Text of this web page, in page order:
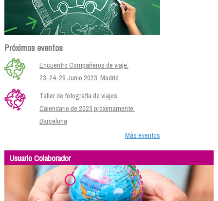
Próximos eventos
Encuentro Compañeros de viaje.
23-24-25 Junio 2023. Madrid
Taller de fotografía de viajes.
Calendario de 2023 próximamente.
Barcelona
Más eventos
Usuario Colaborador